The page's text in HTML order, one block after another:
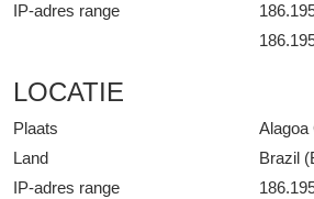
IP-adres range
LOCATIE
Plaats
Alagoa
Land
Brazil
IP-adres range